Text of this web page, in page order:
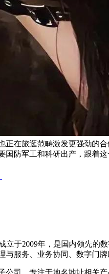
正在旅逛范畴激发更强劲的
防军工和科研出产，跟着
立于2009年，是国内领先
服务、业务协同、数字门
司，专注于地名地址相关产